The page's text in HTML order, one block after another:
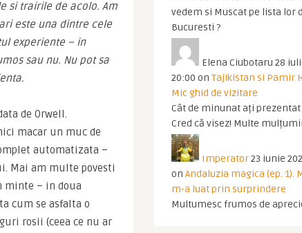
si trairile de acolo. Am
este una dintre cele
experiente – in
sau nu. Nu pot sa
de Orwell.
macar un muc de
automatizata –
Mai am multe povesti
minte – in doua
cum se asfalta o
rosii (ceea ce nu ar
vedem si Muscat pe lista lor
Bucuresti ?
Elena Ciubotaru 28
20:00 on Tajikistan si Pamir
Mic ghid de vizitare
Cât de minunat ați prezentat
Cred că visez! Multe
Imperator23 iunie
on Andaluzia magica (ep. 1).
m-a luat prin surprindere
Multumesc frumos de